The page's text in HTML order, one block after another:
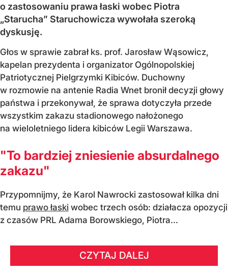
o zastosowaniu prawa łaski wobec Piotra
„Starucha” Staruchowicza wywołała szeroką
dyskusję.
Głos w sprawie zabrał ks. prof. Jarosław Wąsowicz,
kapelan prezydenta i organizator Ogólnopolskiej
Patriotycznej Pielgrzymki Kibiców. Duchowny
w rozmowie na antenie Radia Wnet bronił decyzji głowy
państwa i przekonywał, że sprawa dotyczyła przede
wszystkim zakazu stadionowego nałożonego
na wieloletniego lidera kibiców Legii Warszawa.
"To bardziej zniesienie absurdalnego
zakazu"
Przypomnijmy, że Karol Nawrocki zastosował kilka dni
temu prawo łaski wobec trzech osób: działacza opozycji
z czasów PRL Adama Borowskiego, Piotra...
CZYTAJ DALEJ